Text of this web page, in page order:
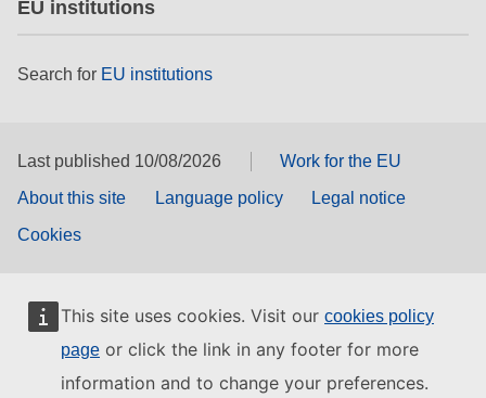
This site uses cookies. Visit our cookies policy
page or click the link in any footer for more
information and to change your preferences.
лідерство в державному секторі,
інновації та обмін знаннями
EU institutions
Search for EU institutions
Last published 10/08/2026
Work for the EU
About this site
Language policy
Legal notice
Cookies